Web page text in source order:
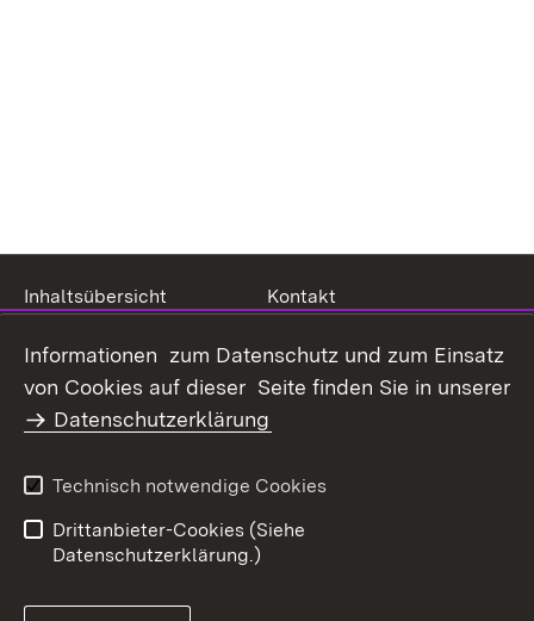
Inhaltsübersicht
Kontakt
Barrierefreiheit
Benutzungshinweise
Impressum
Informationen zum Datenschutz und zum Einsatz
von Cookies auf dieser Seite finden Sie in unserer
Datenschutzerklärung
Technisch notwendige Cookies
Drittanbieter-Cookies (Siehe
Datenschutzerklärung.)